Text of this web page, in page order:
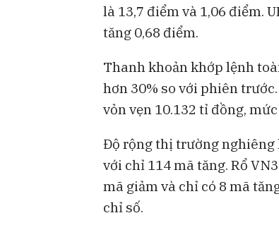
là 13,7 điểm và 1,06 điểm.
tăng 0,68 điểm.
Thanh khoản khớp lệnh
hơn 30% so với phiên
vỏn vẹn 10.132 tỉ đồng,
Độ rộng thị trường nghiêng
với chỉ 114 mã tăng. Rổ
mã giảm và chỉ có 8 mã
chỉ số.